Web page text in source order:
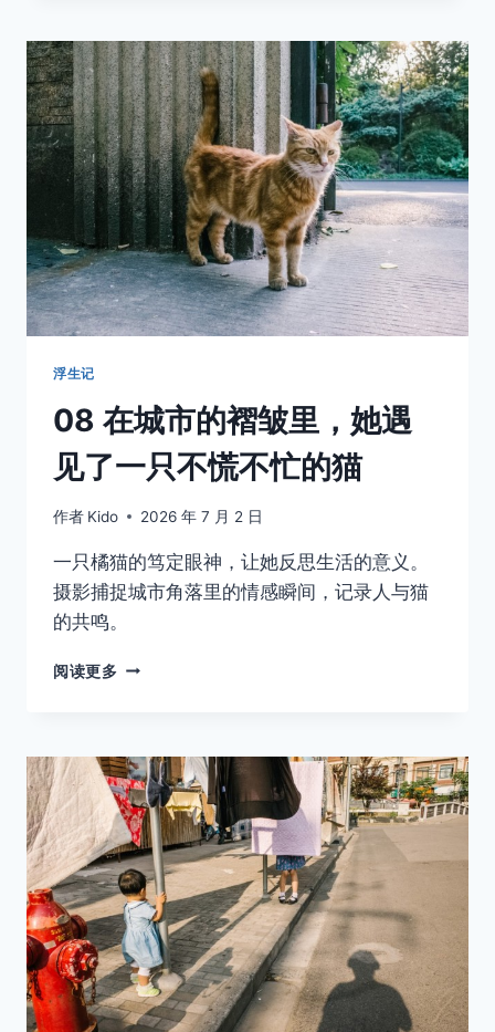
我
爱
你，
只
是
在
人
群
里，
轻
轻
碰
了
手
浮生记
08 在城市的褶皱里，她遇
见了一只不慌不忙的猫
作者 Kido 2026 年 7 月 2 日
一只橘猫的笃定眼神，让她反思生活的意义。
摄影捕捉城市角落里的情感瞬间，记录人与猫
的共鸣。
阅读更多 08
的
褶
皱
里，
她
遇
见
了
一
只
不
慌